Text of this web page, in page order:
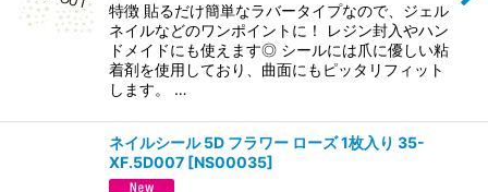
特徴 貼るだけ簡単なラバータイプなので、ジェル
ネイルなどのワンポイントに！ レジン封入やハン
ドメイドにも使えます◎ シールには爪に優しい粘
着剤を使用しており、曲面にもピッタリフィット
します。 …
ネイルシール 5D フラワー ローズ 1枚入り 35-
XF.5D007 [NS00035]